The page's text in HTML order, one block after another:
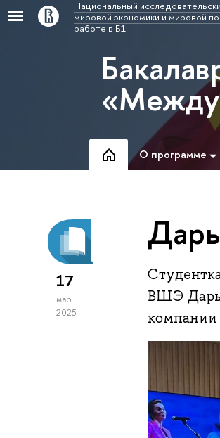
Национальный
мировой экономики и мировой
работе в Б1
О программе
17
мар
2025
ВШЭ
компании